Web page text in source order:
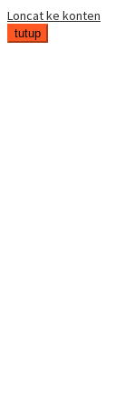
Loncat ke konten
tutup